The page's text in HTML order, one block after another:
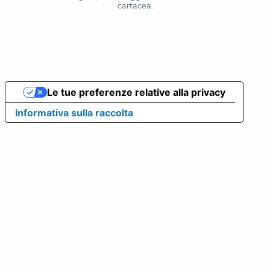
cartacea.
Informativa sulla raccolta
Le tue preferenze relative alla privacy